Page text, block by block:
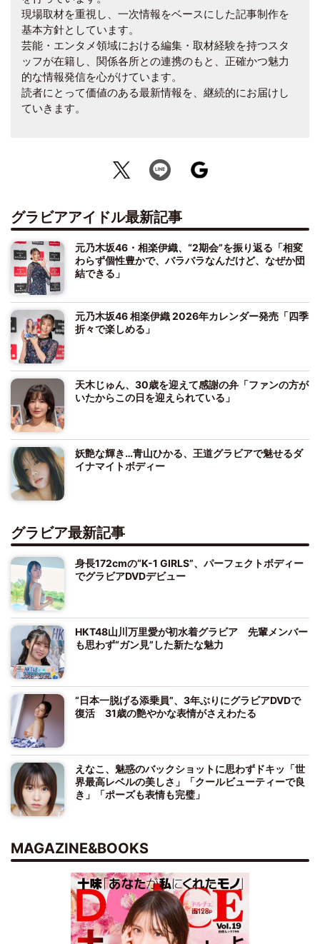
現場取材を重視し、一次情報をベースにした記事制作を
基本方針としています。
芸能・エンタメ領域における編集・取材経験を持つスタ
ッフが在籍し、関係各所との連携のもと、正確かつ魅力
的な情報発信を心がけています。
読者にとって価値のある最新情報を、継続的にお届けし
ていきます。
グラビアアイドル最新記事
元乃木坂46・相楽伊織、“2期会”を振り返る「相変
わらず個性豊かで、バラバラなんだけど、なぜか団
結できる」
元乃木坂46 相楽伊織 2026年カレンダー発売「四季
折々で楽しめる」
天木じゅん、30歳を迎えて感謝の弁「ファンの方が
いたからこの日を迎えられている」
妖艶な輝き…青山ひかる、王道グラビアで魅せるダ
イナマイトボディー
グラビア最新記事
身長172cmの“K-1 GIRLS”、パーフェクトボディー
でグラビアDVDデビュー
HKT48山川万里愛が初水着グラビア 先輩メンバー
も思わず“ガン見”した新たな魅力
“日本一脱げる添乗員”、3年ぶりにグラビアDVDで
復活 31歳の艶やかな表情がさえわたる
えなこ、魅惑のバックショットに思わずドキッ「世
界最高レベルの美しさ」「クールビューティーで良
き」「ポーズも表情も完璧」
MAGAZINE&BOOKS